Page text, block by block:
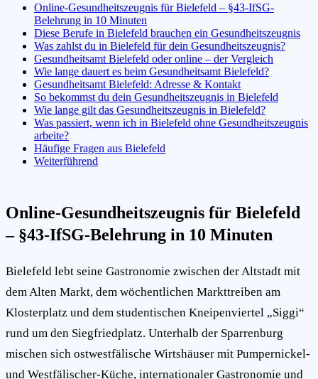
Online-Gesundheitszeugnis für Bielefeld – §43-IfSG-
Belehrung in 10 Minuten
Diese Berufe in Bielefeld brauchen ein Gesundheitszeugnis
Was zahlst du in Bielefeld für dein Gesundheitszeugnis?
Gesundheitsamt Bielefeld oder online – der Vergleich
Wie lange dauert es beim Gesundheitsamt Bielefeld?
Gesundheitsamt Bielefeld: Adresse & Kontakt
So bekommst du dein Gesundheitszeugnis in Bielefeld
Wie lange gilt das Gesundheitszeugnis in Bielefeld?
Was passiert, wenn ich in Bielefeld ohne Gesundheitszeugnis
arbeite?
Häufige Fragen aus Bielefeld
Weiterführend
Online-Gesundheitszeugnis für Bielefeld
– §43-IfSG-Belehrung in 10 Minuten
Bielefeld lebt seine Gastronomie zwischen der Altstadt mit
dem Alten Markt, dem wöchentlichen Markttreiben am
Klosterplatz und dem studentischen Kneipenviertel „Siggi“
rund um den Siegfriedplatz. Unterhalb der Sparrenburg
mischen sich ostwestfälische Wirtshäuser mit Pumpernickel-
und Westfälischer-Küche, internationaler Gastronomie und